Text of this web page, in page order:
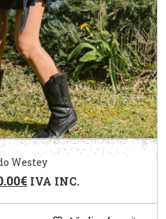
Westey
€ IVA INC.